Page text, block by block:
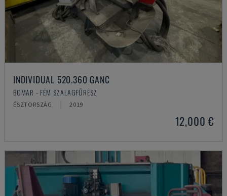
INDIVIDUAL 520.360 GANC
BOMAR - FÉM SZALAGFŰRÉSZ
ÉSZTORSZÁG 2019
12,000 €